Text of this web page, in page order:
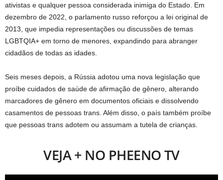
ativistas e qualquer pessoa considerada inimiga do Estado. Em
dezembro de 2022, o parlamento russo reforçou a lei original de
2013, que impedia representações ou discussões de temas
LGBTQIA+ em torno de menores, expandindo para abranger
cidadãos de todas as idades.
Seis meses depois, a Rússia adotou uma nova legislação que
proíbe cuidados de saúde de afirmação de gênero, alterando
marcadores de gênero em documentos oficiais e dissolvendo
casamentos de pessoas trans. Além disso, o país também proíbe
que pessoas trans adotem ou assumam a tutela de crianças.
VEJA + NO PHEENO TV